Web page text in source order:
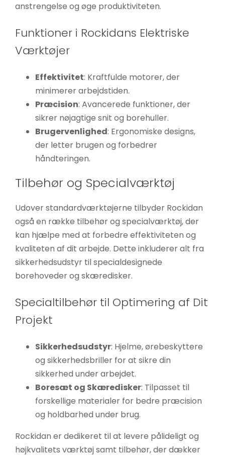
anstrengelse og øge produktiviteten.
Funktioner i Rockidans Elektriske
Værktøjer
Effektivitet: Kraftfulde motorer, der
minimerer arbejdstiden.
Præcision: Avancerede funktioner, der
sikrer nøjagtige snit og borehuller.
Brugervenlighed: Ergonomiske designs,
der letter brugen og forbedrer
håndteringen.
Tilbehør og Specialværktøj
Udover standardværktøjerne tilbyder Rockidan
også en række tilbehør og specialværktøj, der
kan hjælpe med at forbedre effektiviteten og
kvaliteten af dit arbejde. Dette inkluderer alt fra
sikkerhedsudstyr til specialdesignede
borehoveder og skæredisker.
Specialtilbehør til Optimering af Dit
Projekt
Sikkerhedsudstyr: Hjelme, ørebeskyttere
og sikkerhedsbriller for at sikre din
sikkerhed under arbejdet.
Boresæt og Skæredisker: Tilpasset til
forskellige materialer for bedre præcision
og holdbarhed under brug.
Rockidan er dedikeret til at levere pålideligt og
højkvalitets værktøj samt tilbehør, der dækker